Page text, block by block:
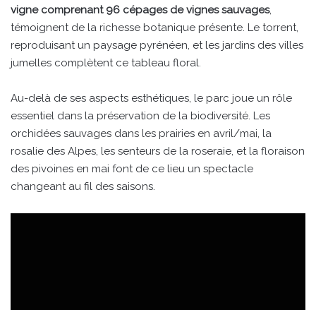
vigne comprenant 96 cépages de vignes sauvages,
témoignent de la richesse botanique présente. Le torrent,
reproduisant un paysage pyrénéen, et les jardins des villes
jumelles complètent ce tableau floral.
Au-delà de ses aspects esthétiques, le parc joue un rôle
essentiel dans la préservation de la biodiversité. Les
orchidées sauvages dans les prairies en avril/mai, la
rosalie des Alpes, les senteurs de la roseraie, et la floraison
des pivoines en mai font de ce lieu un spectacle
changeant au fil des saisons.